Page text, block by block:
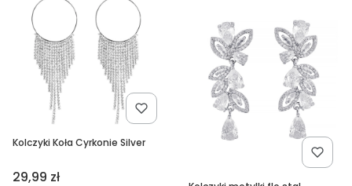
Kolczyki Koła Cyrkonie Silver
Cena
29,99 zł